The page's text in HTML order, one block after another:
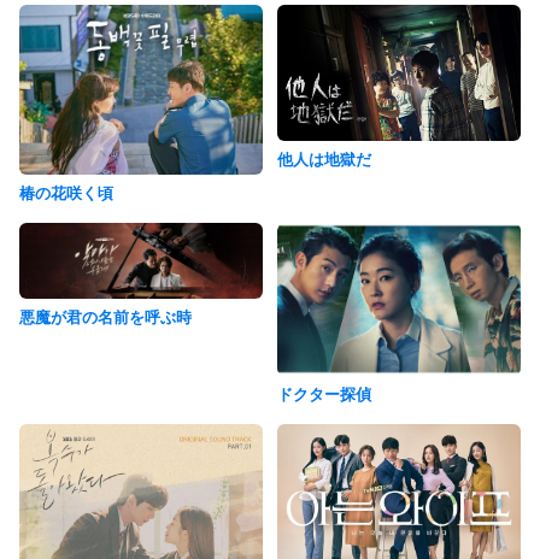
椿の花咲く頃
他人は地獄だ
悪魔が君の名前を呼ぶ時
ドクター探偵